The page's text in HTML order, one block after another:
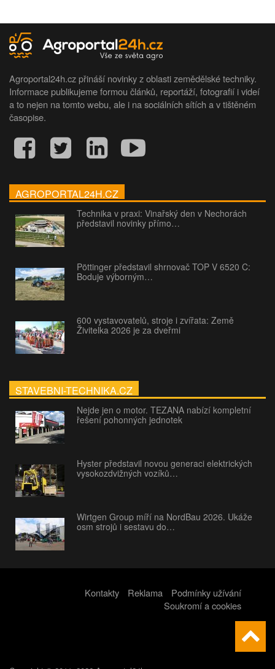
Agroportal24h.cz přináší novinky z oblasti zemědělské techniky.
Informace publikujeme formou článků, reportáží, fotografií i videí
a to nejen na tomto webu, ale i na sociálních sítích a v tištěném
časopise.
AGROPORTAL24H.CZ
Technika v praxi: Vinařský den v Nechorách
představil novinky přímo…
Pöttinger představil shrnovač TOP V 6520 C:
Boduje výborným…
600 vystavovatelů, stroje i zvířata: Země
Živitelka 2026 je za dveřmi
STAVEBNI-TECHNIKA.CZ
Nejde jen o motor. TEZANA nabízí kompletní
řešení pohonných jednotek
Hyster představil novou generaci elektrických
vysokozdvižných vozíků…
Wirtgen Group míří na NordBau 2026. Ukáže
osm strojů i sestavu do…
Kontakty Reklama
Podmínky užívání
Soukromí a cookies